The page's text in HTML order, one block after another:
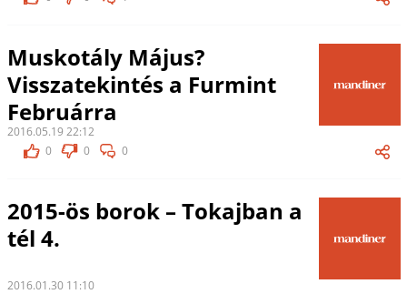
Muskotály Május?
Visszatekintés a Furmint
Februárra
2016.05.19 22:12
0
0 0
2015-ös borok – Tokajban a
tél 4.
2016.01.30 11:10